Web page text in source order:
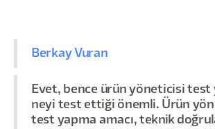
Berkay Vuran
Evet, bence ürün yöneticisi test
neyi test ettiği önemli. Ürün
test yapma amacı, teknik